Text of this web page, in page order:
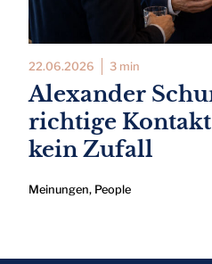
22.06.2026 3 min
Alexander
richtige
kein Zufall
Meinungen, People